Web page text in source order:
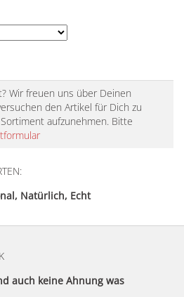
Wir freuen uns über Deinen
den Artikel für Dich zu
aufzunehmen. Bitte
Natürlich, Echt
auch keine Ahnung was